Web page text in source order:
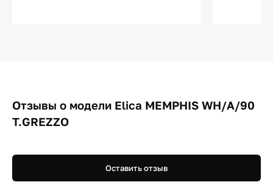
Отзывы о модели Elica MEMPHIS WH/A/90
T.GREZZO
Оставить отзыв